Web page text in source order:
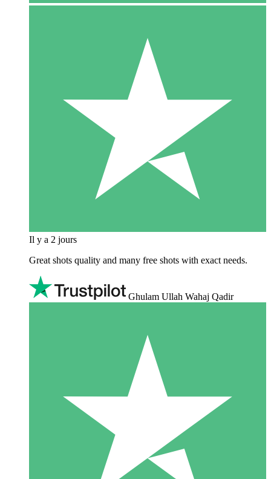
Il y a 2 jours
Great shots quality and many free shots with exact needs.
Ghulam Ullah Wahaj Qadir